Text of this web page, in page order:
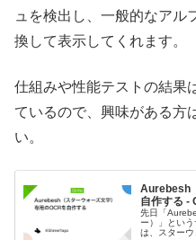
ュを検出し、一般的なアル
換して表示してくれます。
仕組みや性能テストの結果
ているので、興味がある方
い。
Aurebesh
自作する -
先日「
ー）」とい
は、スターウ